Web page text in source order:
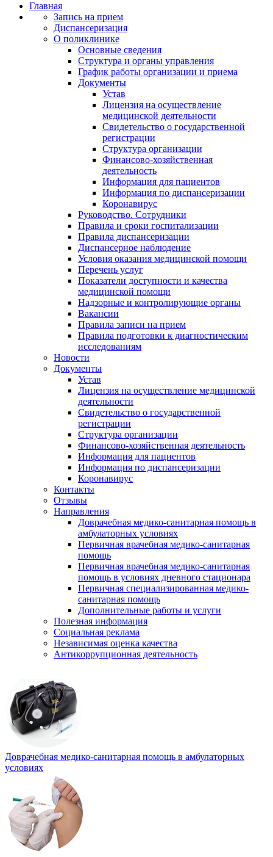
Главная
Запись на прием
Диспансеризация
О поликлинике
Основные сведения
Структура и органы управления
График работы организации и приема
Документы
Устав
Лицензия на осуществление
медицинской деятельности
Свидетельство о государственной
регистрации
Структура организации
Финансово-хозяйственная
деятельность
Информация для пациентов
Информация по диспансеризации
Коронавирус
Руководство. Сотрудники
Правила и сроки госпитализации
Правила диспансеризации
Диспансерное наблюдение
Условия оказания медицинской помощи
Перечень услуг
Показатели доступности и качества
медицинской помощи
Надзорные и контролирующие органы
Вакансии
Правила записи на прием
Правила подготовки к диагностическим
исследованиям
Новости
Документы
Устав
Лицензия на осуществление медицинской
деятельности
Свидетельство о государственной
регистрации
Структура организации
Финансово-хозяйственная деятельность
Информация для пациентов
Информация по диспансеризации
Коронавирус
Контакты
Отзывы
Направления
Доврачебная медико-санитарная помощь в
амбулаторных условиях
Первичная врачебная медико-санитарная
помощь
Первичная врачебная медико-санитарная
помощь в условиях дневного стационара
Первичная специализированная медико-
санитарная помощь
Дополнительные работы и услуги
Полезная информация
Социальная реклама
Независимая оценка качества
Антикоррупционная деятельность
Доврачебная медико-санитарная помощь в амбулаторных
условиях